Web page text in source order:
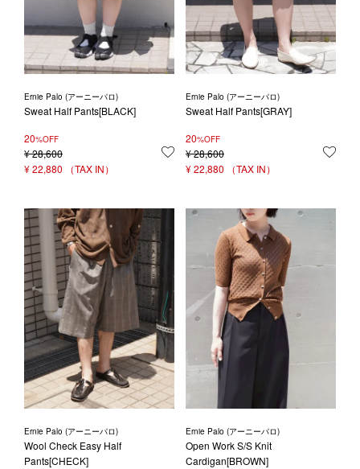
Ernie Palo (アーニーパロ)
Sweat Half Pants[BLACK]
20%OFF
¥28,600
¥22,880
お気に入りに登録する
Ernie Palo (アーニーパロ)
Sweat Half Pants[GRAY]
20%OFF
¥28,600
¥22,880
Ernie Palo (アーニーパロ)
Wool Check Easy Half
Pants[CHECK]
Ernie Palo (アーニーパロ)
Open Work S/S Knit
Cardigan[BROWN]